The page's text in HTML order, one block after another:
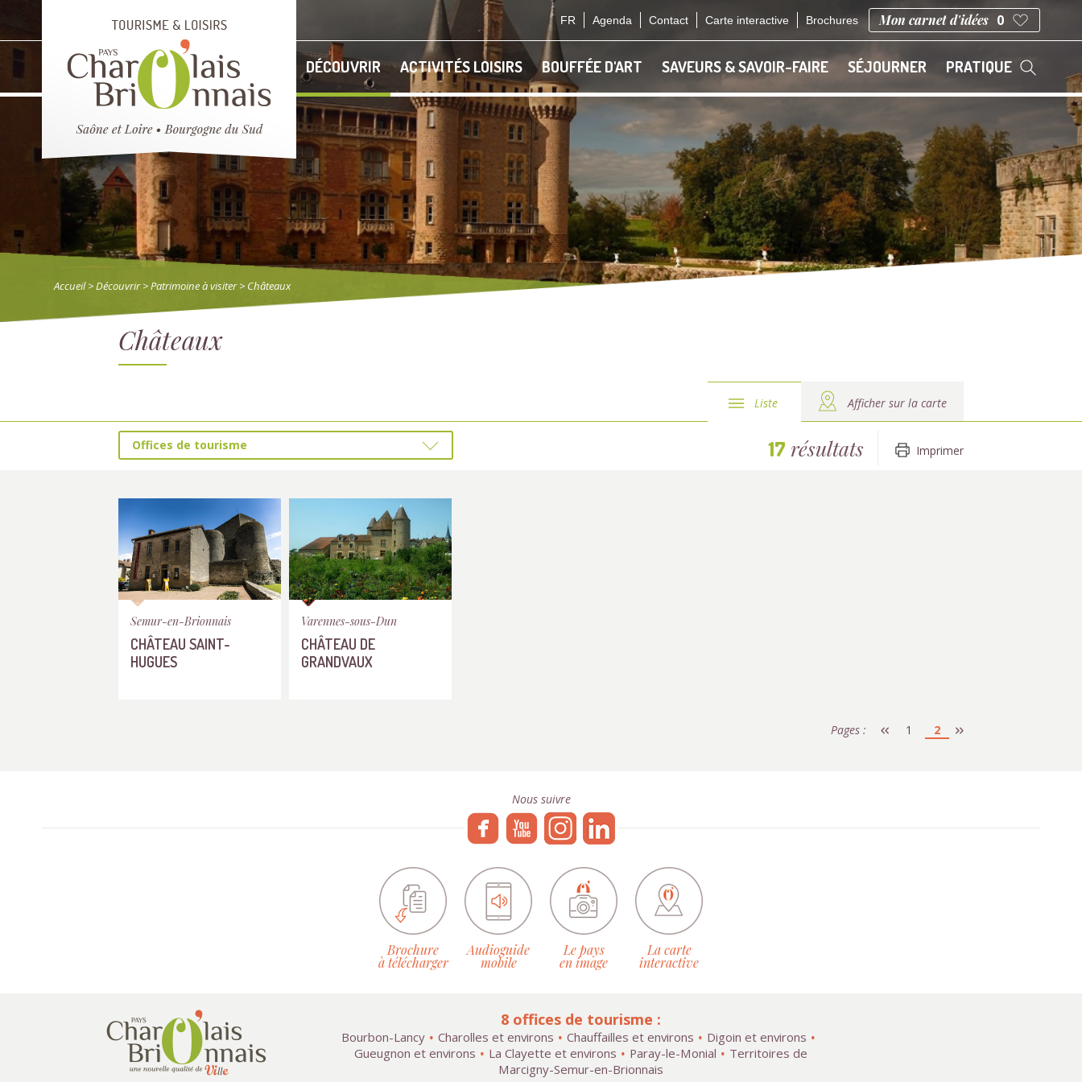
FR Agenda Contact Carte interactive Brochures Mon carnet d'idées 0
DÉCOUVRIR ACTIVITÉS LOISIRS BOUFFÉE D'ART SAVEURS & SAVOIR-FAIRE SÉJOURNER PRATIQUE
Accueil> Découvrir>Patrimoine à visiter> Châteaux
Châteaux
Liste Afficher sur la carte
Offices de tourisme 17 résultats Imprimer
Semur-en-Brionnais
CHÂTEAU SAINT-
HUGUES
Varennes-sous-Dun
CHÂTEAU DE
GRANDVAUX
Pages : 1 2
Nous suivre
Brochure
à télécharger
Audioguide
mobile
Le pays
en image
La carte
interactive
8 offices de tourisme :
Bourbon-Lancy Charolles et environs Chauffailles et environs
Digoin et environs
Gueugnon et environs
La Clayette et environs Paray-le-Monial
Territoires de
Marcigny-Semur-en-Brionnais